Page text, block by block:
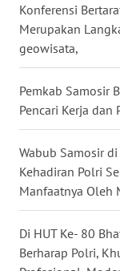
Konferensi
Merupakan
geowisata,
Pemkab Samosir
Pencari Kerja dan
Wabub Samosir
Kehadiran Polri
Manfaatnya Oleh
Di HUT Ke- 80
Berharap Polri,
WN
DEPOK
TAPANULI
UTARA
WN
SAMOSIR
WN
PADANG